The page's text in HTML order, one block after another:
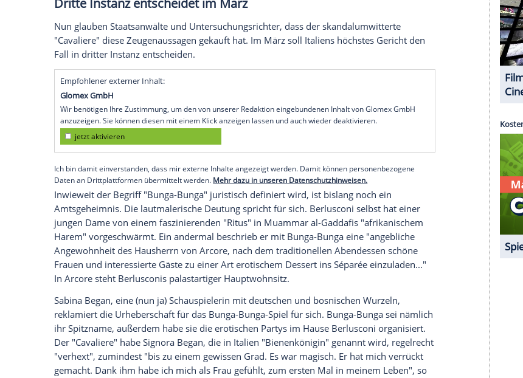
Die Juristen, so die "Süddeutsche Zeitung", ermitteln "in derAffäre, dem nunmehr dritten
Dossier im sogenannten Ruby-Gate, der halbseidenen und weltweit verhandelten Saga aus
dem Sittenkeller des früheren Ministerpräsidenten Italiens." Es geht nach wie vor um den
Vorwurf des Geschlechtsverkehrs mit minderjährigen Prostituierten und Amtsmissbrauch.
In der zweiten Instanz wurdeBerlusconifreigesprochen und entging somit einer
siebenjährigen Haftstrafe. 21 jungeDamenhatten ihre Klagen zurückgezogen und zu
seinen Gunsten ausgesagt.
Dritte Instanz entscheidet im März
Nun glauben Staatsanwälte undUntersuchungsrichter, dass der skandalumwitterte
"Cavaliere" diese Zeugenaussagen gekauft hat. Im März soll Italiens höchstes Gericht den
Fall in dritter Instanz entscheiden.
Empfohlener externer Inhalt:
Glomex GmbH
Wir benötigen Ihre Zustimmung, um den von unserer Redaktion eingebundenen Inhalt von Glomex GmbH
anzuzeigen. Sie können diesen mit einem Klick anzeigen lassen und auch wieder deaktivieren.
jetzt aktivieren